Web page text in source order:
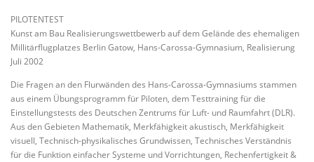
PILOTENTEST
Kunst am Bau Realisierungswettbewerb auf dem Gelände des ehemaligen
Millitärflugplatzes Berlin Gatow, Hans-Carossa-Gymnasium, Realisierung
Juli 2002
Die Fragen an den Flurwänden des Hans-Carossa-Gymnasiums stammen
aus einem Übungsprogramm für Piloten, dem Testtraining für die
Einstellungstests des Deutschen Zentrums für Luft- und Raumfahrt (DLR).
Aus den Gebieten Mathematik, Merkfähigkeit akustisch, Merkfähigkeit
visuell, Technisch-physikalisches Grundwissen, Technisches Verständnis
für die Funktion einfacher Systeme und Vorrichtungen, Rechenfertigkeit &